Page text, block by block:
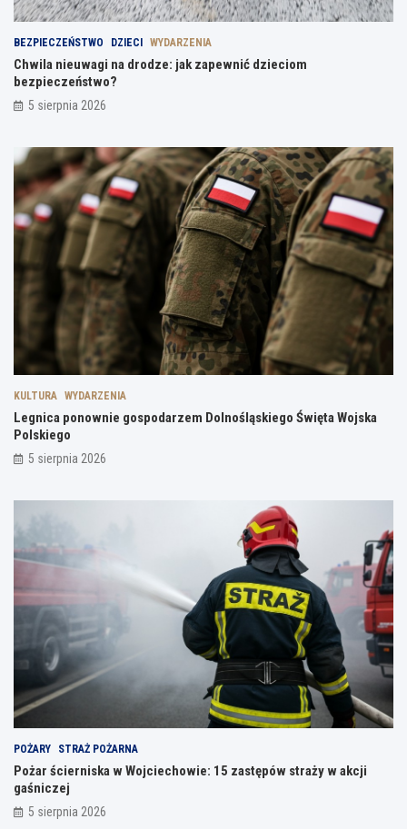
BEZPIECZEŃSTWO DZIECI WYDARZENIA
Chwila nieuwagi na drodze: jak zapewnić dzieciom
bezpieczeństwo?
5 sierpnia 2026
KULTURA WYDARZENIA
Legnica ponownie gospodarzem Dolnośląskiego Święta Wojska
Polskiego
5 sierpnia 2026
POŻARY STRAŻ POŻARNA
Pożar ścierniska w Wojciechowie: 15 zastępów straży w akcji
gaśniczej
5 sierpnia 2026